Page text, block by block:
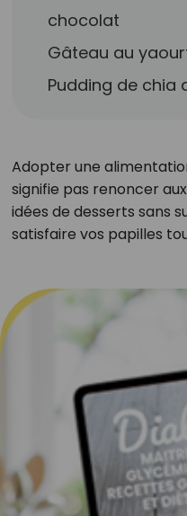
chocolat
Gâteau au
Pudding de chia
Adopter une
signifie pas renoncer
idées de desserts sans
satisfaire vos papilles